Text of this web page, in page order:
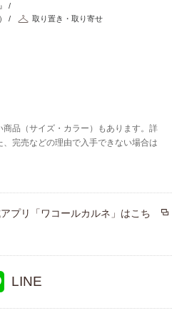
ン
取り置き・取り寄せ
品（サイズ・カラー）もあります。詳
完売などの理由で入手できない場合は
プリ「ワコールカルネ」はこち
LINE